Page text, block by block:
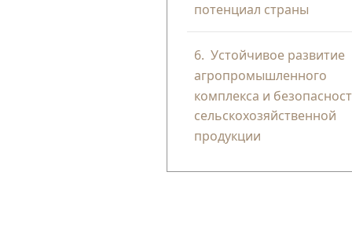
потенциал страны
6.Устойчивое развитие
агропромышленного
комплекса и
сельскохозяйственной
продукции